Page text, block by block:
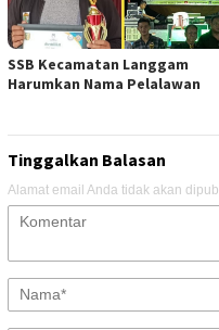
SSB Kecamatan Langgam
Harumkan Nama Pelalawan
Tinggalkan Balasan
Alamat email Anda tidak akan